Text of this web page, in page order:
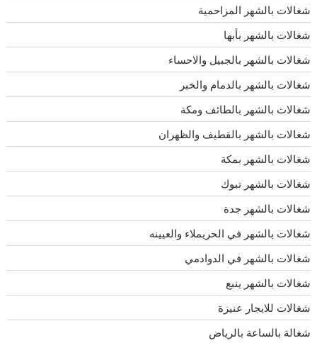
شغالات بالشهر المزاحمية
شغالات بالشهر بأبها
شغالات بالشهر بالجبيل والاحساء
شغالات بالشهر بالدمام والخبر
شغالات بالشهر بالطائف ومكة
شغالات بالشهر بالقطيف والظهران
شغالات بالشهر بمكة
شغالات بالشهر تبوك
شغالات بالشهر جدة
شغالات بالشهر في الحريملاء والعيينه
شغالات بالشهر في الدوادمي
شغالات بالشهر ينبع
شغالات للايجار عنيزة
شغالة بالساعة بالرياض